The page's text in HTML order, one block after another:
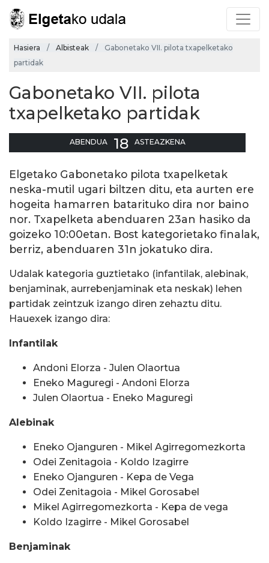
Hasiera Albisteak
Gabonetako VII. pilota txapelketako
partidak
Gabonetako VII. pilota
txapelketako partidak
ABENDUA 18 ASTEAZKENA
Elgetako Gabonetako pilota txapelketak
neska-mutil ugari biltzen ditu, eta aurten ere
hogeita hamarren batarituko dira nor baino
nor. Txapelketa abenduaren 23an hasiko da
goizeko 10:00etan. Bost kategorietako finalak,
berriz, abenduaren 31n jokatuko dira.
Udalak kategoria guztietako (infantilak, alebinak,
benjaminak, aurrebenjaminak eta neskak) lehen
partidak zeintzuk izango diren zehaztu ditu.
Hauexek izango dira:
Infantilak
Andoni Elorza - Julen Olaortua
Eneko Maguregi - Andoni Elorza
Julen Olaortua - Eneko Maguregi
Alebinak
Eneko Ojanguren - Mikel Agirregomezkorta
Odei Zenitagoia - Koldo Izagirre
Eneko Ojanguren - Kepa de Vega
Odei Zenitagoia - Mikel Gorosabel
Mikel Agirregomezkorta - Kepa de vega
Koldo Izagirre - Mikel Gorosabel
Benjaminak